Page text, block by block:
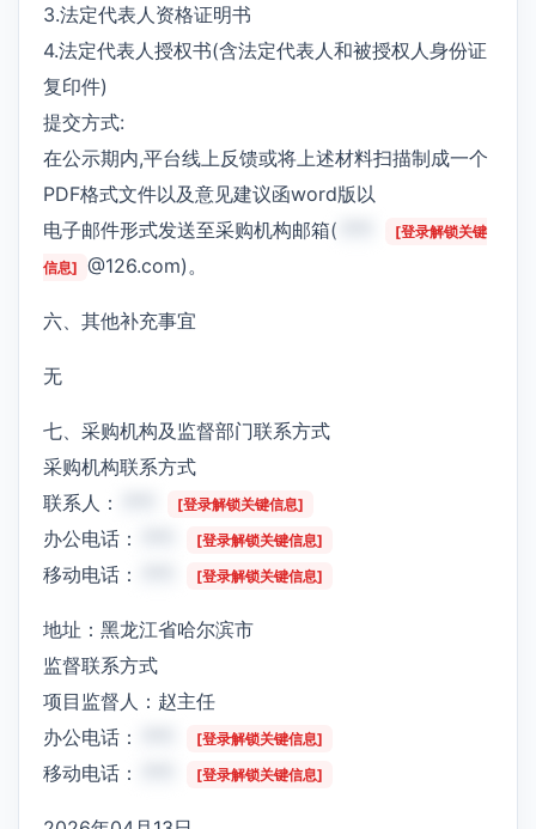
3.法定代表人资格证明书
4.法定代表人授权书(含法定代表人和被授权人身份证
复印件)
提交方式:
在公示期内,平台线上反馈或将上述材料扫描制成一个
PDF格式文件以及意见建议函word版以
电子邮件形式发送至采购机构邮箱(
[登录解锁关键
信息] @126.com)。
六、其他补充事宜
无
七、采购机构及监督部门联系方式
采购机构联系方式
联系人：
[登录解锁关键信息]
办公电话： [登录解锁关键信息]
移动电话： [登录解锁关键信息]
地址：黑龙江省哈尔滨市
监督联系方式
项目监督人：赵主任
办公电话：
[登录解锁关键信息]
移动电话： [登录解锁关键信息]